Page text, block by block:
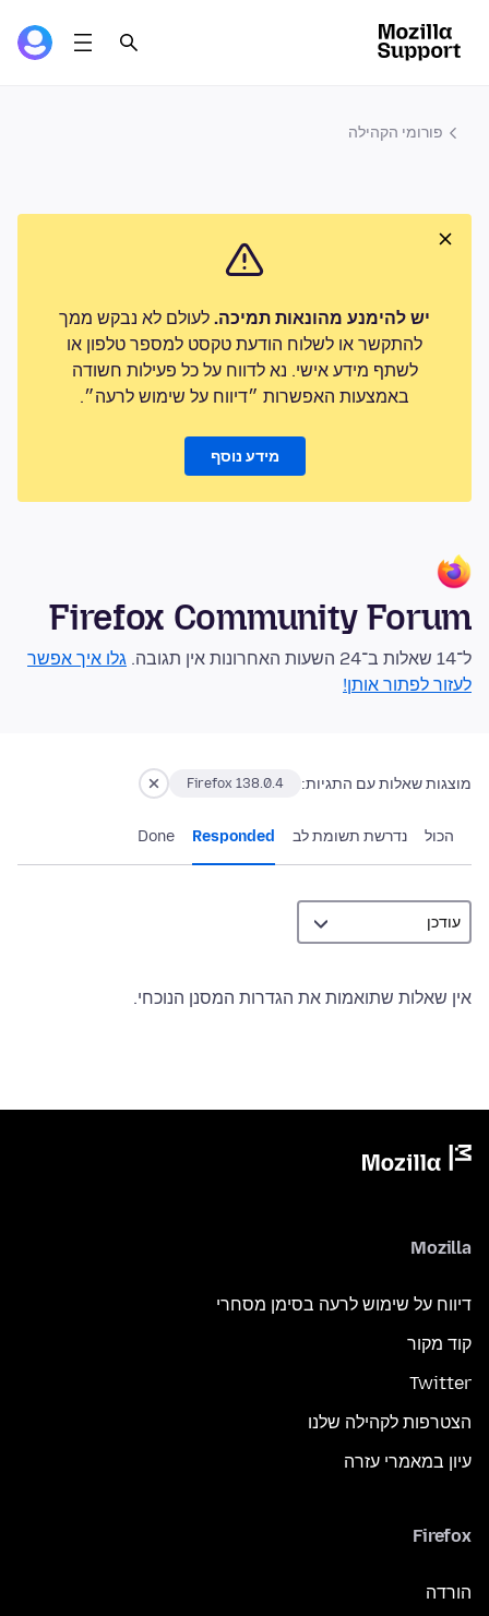
פורומי הקהילה
יש להימנע מהונאות תמיכה. לעולם לא נבקש ממך
להתקשר או לשלוח הודעת טקסט למספר טלפון או
לשתף מידע אישי. נא לדווח על כל פעילות חשודה
באמצעות האפשרות ״דיווח על שימוש לרעה״.
מידע נוסף
Firefox Community Forum
ל־14 שאלות ב־24 השעות האחרונות אין תגובה.
גלו איך אפשר
לעזור לפתור אותן!
מוצגות שאלות עם התגיות: Firefox 138.0.4
הכול נדרשת תשומת לב Responded
Done
אין שאלות שתואמות את הגדרות המסנן הנוכחי.
Mozilla
דיווח על שימוש לרעה בסימן מסחרי
קוד מקור
Twitter
הצטרפות לקהילה שלנו
עיון במאמרי עזרה
Firefox
הורדה